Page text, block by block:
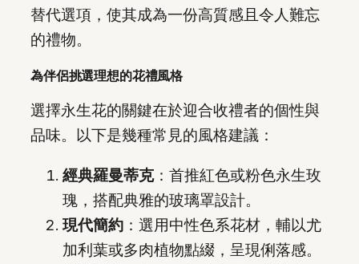
替代選項，使其成為一份高質感且令人難忘
的禮物。
為伴侶挑選理想的花禮風格
選擇永生花的關鍵在於迎合收禮者的個性與
品味。以下是幾種常見的風格建議：
經典羅曼蒂克：首推紅色或粉色永生玫
瑰，搭配典雅的玻璃罩設計。
現代簡約 ：選用中性色系花材，輔以尤
加利葉或多肉植物點綴，呈現俐落感。